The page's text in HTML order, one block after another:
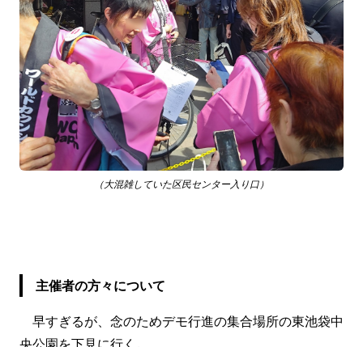
（大混雑していた区民センター入り口）
主催者の方々について
早すぎるが、念のためデモ行進の集合場所の東池袋中